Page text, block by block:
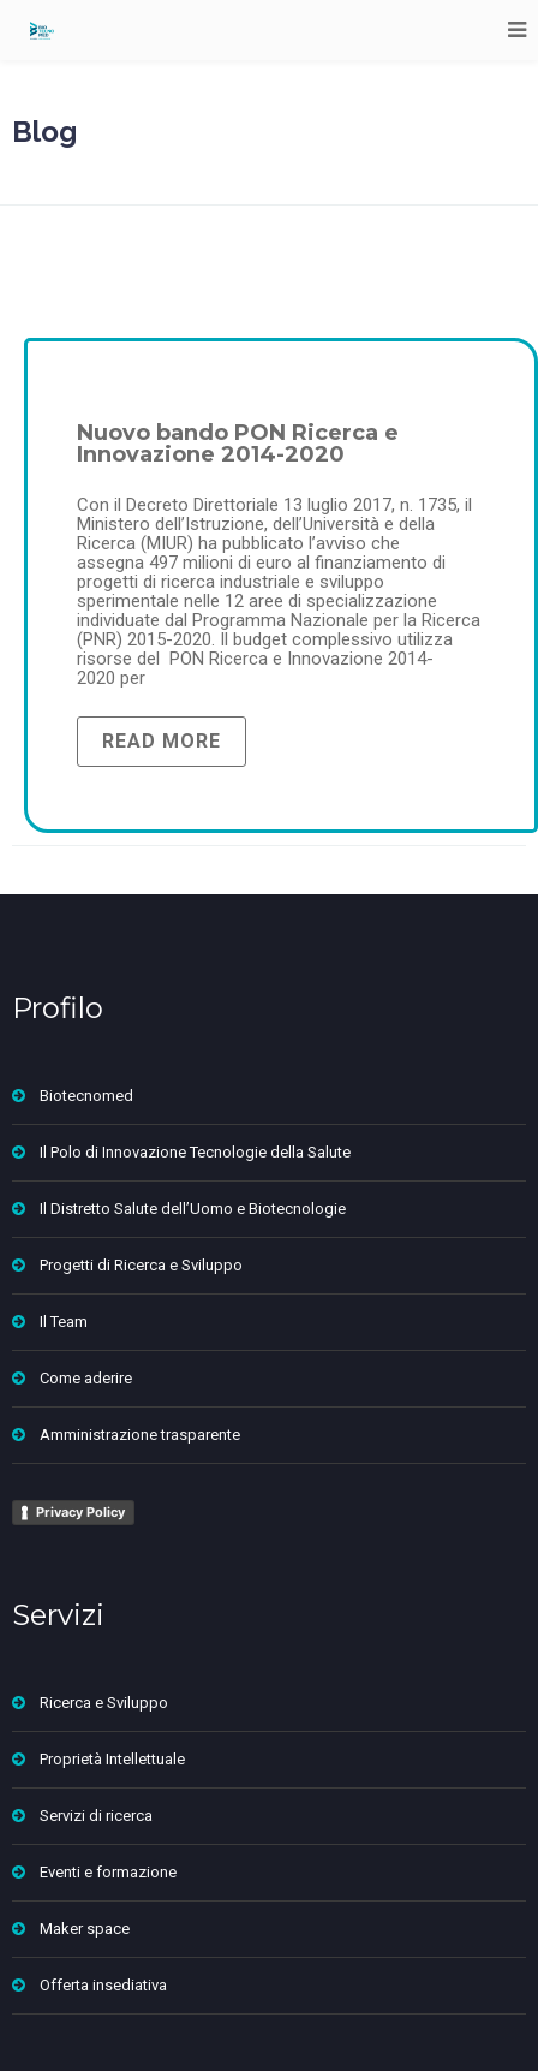
Blog
Nuovo bando PON Ricerca e
Innovazione 2014-2020
Con il Decreto Direttoriale 13 luglio 2017, n. 1735, il
Ministero dell’Istruzione, dell’Università e della
Ricerca (MIUR) ha pubblicato l’avviso che
assegna 497 milioni di euro al finanziamento di
progetti di ricerca industriale e sviluppo
sperimentale nelle 12 aree di specializzazione
individuate dal Programma Nazionale per la Ricerca
(PNR) 2015-2020. Il budget complessivo utilizza
risorse del PON Ricerca e Innovazione 2014-
2020 per
READ MORE
Profilo
Biotecnomed
Il Polo di Innovazione Tecnologie della Salute
Il Distretto Salute dell’Uomo e Biotecnologie
Progetti di Ricerca e Sviluppo
Il Team
Come aderire
Amministrazione trasparente
Privacy Policy
Servizi
Ricerca e Sviluppo
Proprietà Intellettuale
Servizi di ricerca
Eventi e formazione
Maker space
Offerta insediativa